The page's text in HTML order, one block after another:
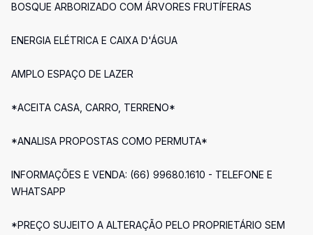
BOSQUE ARBORIZADO COM ÁRVORES FRUTÍFERAS
ENERGIA ELÉTRICA E CAIXA D'ÁGUA
AMPLO ESPAÇO DE LAZER
*ACEITA CASA, CARRO, TERRENO*
*ANALISA PROPOSTAS COMO PERMUTA*
INFORMAÇÕES E VENDA: (66) 99680.1610 - TELEFONE E
WHATSAPP
*PREÇO SUJEITO A ALTERAÇÃO PELO PROPRIETÁRIO SEM